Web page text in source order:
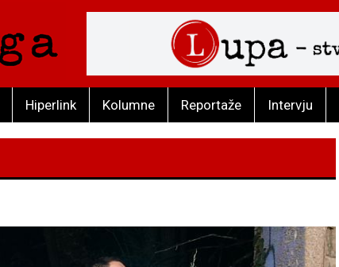
Hiperlink Kolumne Reportaže Intervju